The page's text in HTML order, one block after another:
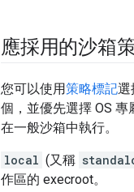
應採用的沙箱
您可以使用策略標記選
個，並優先選擇 OS
在一般沙箱中執行。
local (又稱
作區的 execroot。